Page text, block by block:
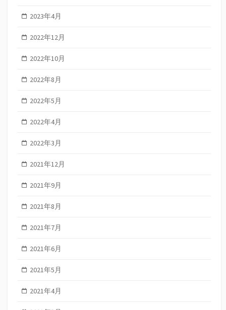
2023年4月
2022年12月
2022年10月
2022年8月
2022年5月
2022年4月
2022年3月
2021年12月
2021年9月
2021年8月
2021年7月
2021年6月
2021年5月
2021年4月